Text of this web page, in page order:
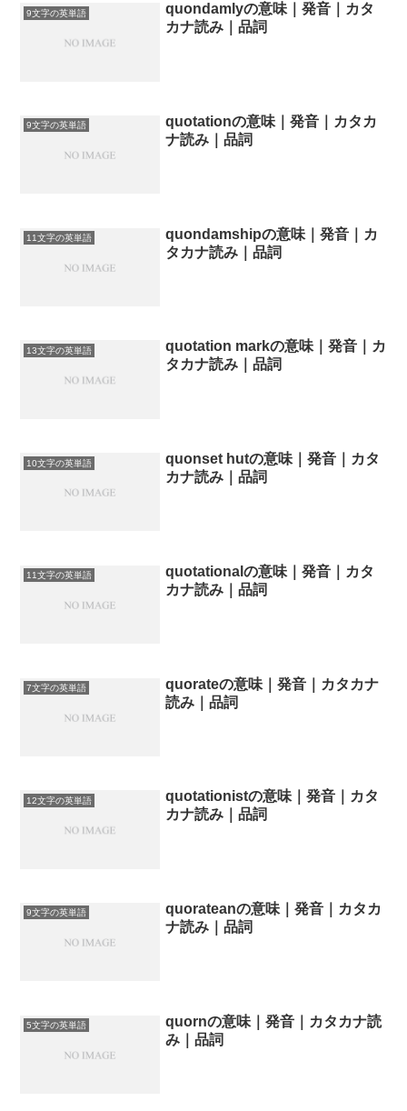
9文字の英単語
quondamlyの意味｜発音｜カタ
カナ読み｜品詞
9文字の英単語
quotationの意味｜発音｜カタカ
ナ読み｜品詞
11文字の英単語
quondamshipの意味｜発音｜カ
タカナ読み｜品詞
13文字の英単語
quotation markの意味｜発音｜カ
タカナ読み｜品詞
10文字の英単語
quonset hutの意味｜発音｜カタ
カナ読み｜品詞
11文字の英単語
quotationalの意味｜発音｜カタ
カナ読み｜品詞
7文字の英単語
quorateの意味｜発音｜カタカナ
読み｜品詞
12文字の英単語
quotationistの意味｜発音｜カタ
カナ読み｜品詞
9文字の英単語
quorateanの意味｜発音｜カタカ
ナ読み｜品詞
5文字の英単語
quornの意味｜発音｜カタカナ読
み｜品詞